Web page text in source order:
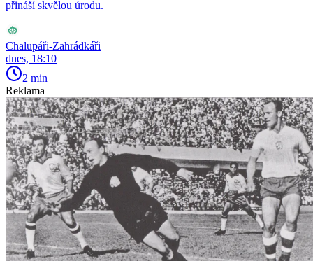
přináší skvělou úrodu.
Chalupáři-Zahrádkáři
dnes, 18:10
2 min
Reklama